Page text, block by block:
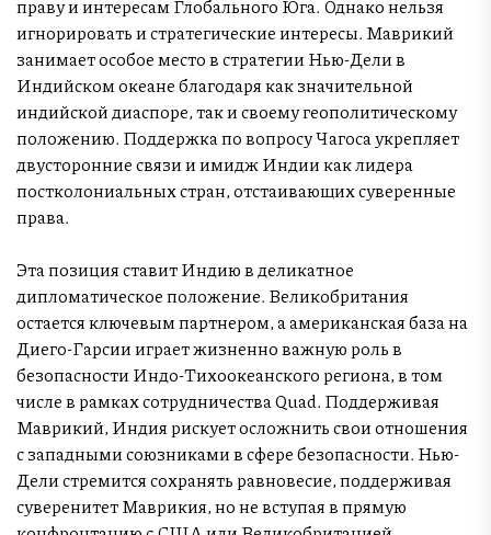
праву и интересам Глобального Юга. Однако нельзя
игнорировать и стратегические интересы. Маврикий
занимает особое место в стратегии Нью-Дели в
Индийском океане благодаря как значительной
индийской диаспоре, так и своему геополитическому
положению. Поддержка по вопросу Чагоса укрепляет
двусторонние связи и имидж Индии как лидера
постколониальных стран, отстаивающих суверенные
права.
Эта позиция ставит Индию в деликатное
дипломатическое положение. Великобритания
остается ключевым партнером, а американская база на
Диего-Гарсии играет жизненно важную роль в
безопасности Индо-Тихоокеанского региона, в том
числе в рамках сотрудничества Quad. Поддерживая
Маврикий, Индия рискует осложнить свои отношения
с западными союзниками в сфере безопасности. Нью-
Дели стремится сохранять равновесие, поддерживая
суверенитет Маврикия, но не вступая в прямую